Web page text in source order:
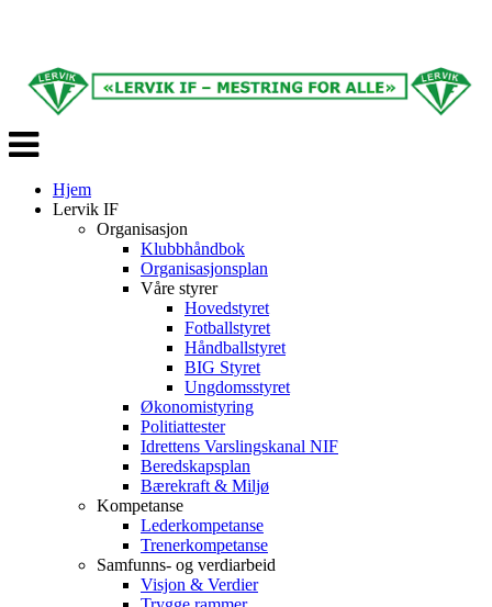
Veksle
navigasjon
Hjem
Lervik IF
Organisasjon
Klubbhåndbok
Organisasjonsplan
Våre styrer
Hovedstyret
Fotballstyret
Håndballstyret
BIG Styret
Ungdomsstyret
Økonomistyring
Politiattester
Idrettens Varslingskanal NIF
Beredskapsplan
Bærekraft & Miljø
Kompetanse
Lederkompetanse
Trenerkompetanse
Samfunns- og verdiarbeid
Visjon & Verdier